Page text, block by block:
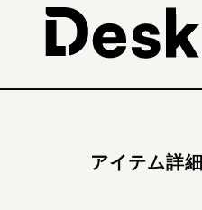
アイテム詳細